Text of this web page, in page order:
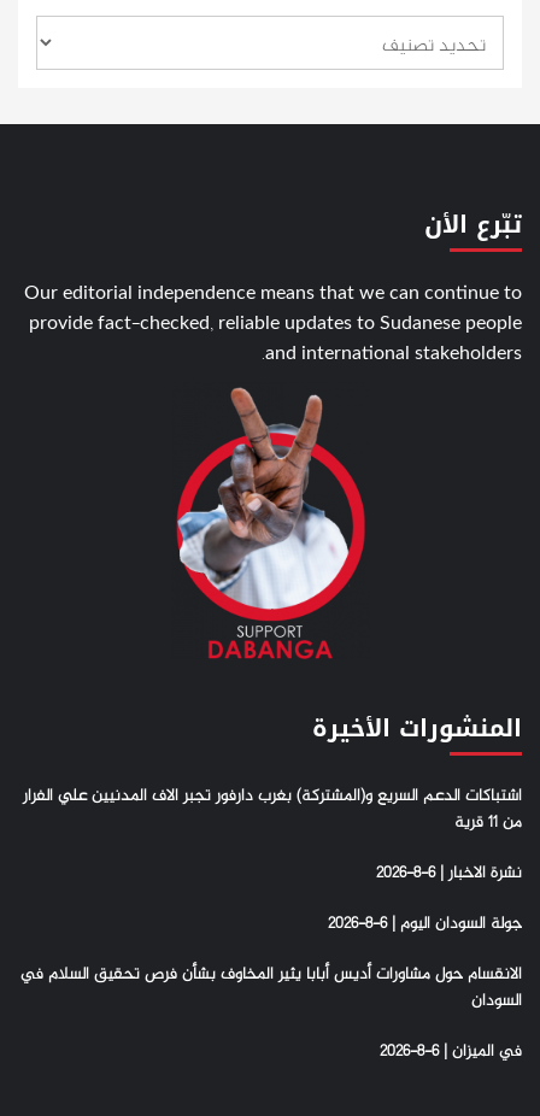
تبّرع الأن
Our editorial independence means that we can continue to
provide fact-checked, reliable updates to Sudanese people
and international stakeholders.
المنشورات الأخيرة
اشتباكات الدعم السريع و(المشتركة) بغرب دارفور تجبر الاف المدنيين علي الفرار
من 11 قرية
نشرة الاخبار | 6-8-2026
جولة السودان اليوم | 6-8-2026
الانقسام حول مشاورات أديس أبابا يثير المخاوف بشأن فرص تحقيق السلام في
السودان
في الميزان | 6-8-2026